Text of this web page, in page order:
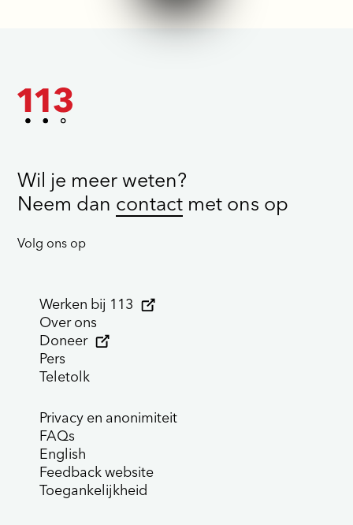
Wil je meer weten?
Neem dan contact met ons op
Volg ons op
Werken bij 113
Over ons
Doneer
Pers
Teletolk
Privacy en anonimiteit
FAQs
English
Feedback website
Toegankelijkheid